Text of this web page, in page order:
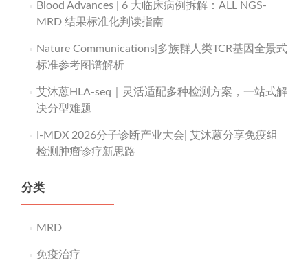
Blood Advances | 6 大临床病例拆解：ALL NGS-
MRD 结果标准化判读指南
Nature Communications|多族群人类TCR基因全景式
标准参考图谱解析
艾沐蒽HLA-seq｜灵活适配多种检测方案，一站式解
决分型难题
I-MDX 2026分子诊断产业大会| 艾沐蒽分享免疫组
检测肿瘤诊疗新思路
分类
MRD
免疫治疗